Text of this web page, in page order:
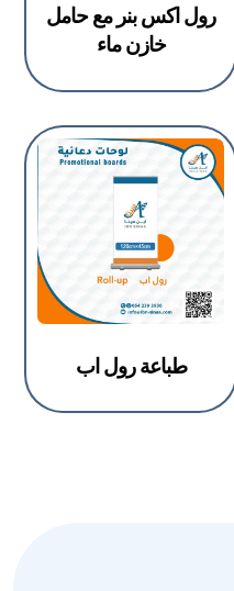
رول اكس بنر مع حامل
خازن ماء
طباعة رول اب